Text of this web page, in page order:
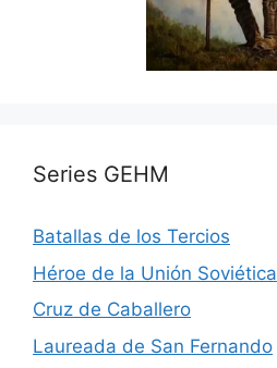
Series GEHM
Batallas de los Tercios
Héroe de la Unión Soviética
Cruz de Caballero
Laureada de San Fernando